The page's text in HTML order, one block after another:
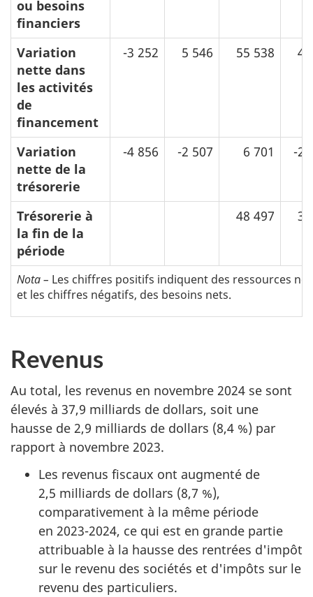
ou besoins
financiers
Variation
nette dans
les activités
de
financement
-3 252 5 546 55 538
Variation
nette de la
trésorerie
-4 856 -2 507 6 701 -
Trésorerie à
la fin de la
période
48 497
Nota – Les chiffres positifs indiquent des ressources
et les chiffres négatifs, des besoins nets.
Revenus
Au total, les revenus en novembre 2024 se sont
élevés à 37,9 milliards de dollars, soit une
hausse de 2,9 milliards de dollars (8,4 %) par
rapport à novembre 2023.
Les revenus fiscaux ont augmenté de
2,5 milliards de dollars (8,7 %),
comparativement à la même période
en 2023-2024, ce qui est en grande partie
attribuable à la hausse des rentrées d'impôt
sur le revenu des sociétés et d'impôts sur le
revenu des particuliers.